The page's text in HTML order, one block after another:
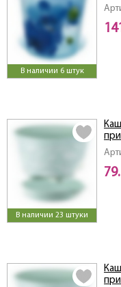
В наличии 6 штук
В наличии 23 штуки